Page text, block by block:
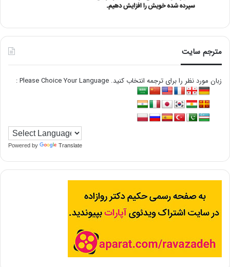
مترجم سایت
زبان مورد نظر را برای ترجمه انتخاب کنید. Please Choice Your Language :
Powered by Translate